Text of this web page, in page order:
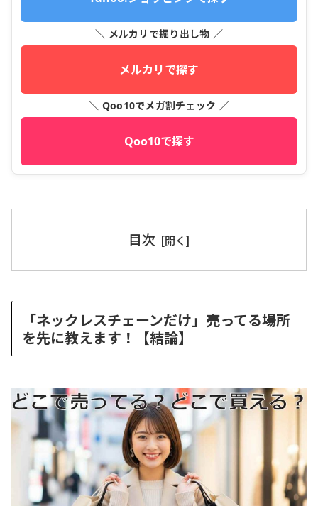
＼ メルカリで掘り出し物 ／
メルカリで探す
＼ Qoo10でメガ割チェック ／
Qoo10で探す
目次
「ネックレスチェーンだけ」売ってる場所
を先に教えます！【結論】